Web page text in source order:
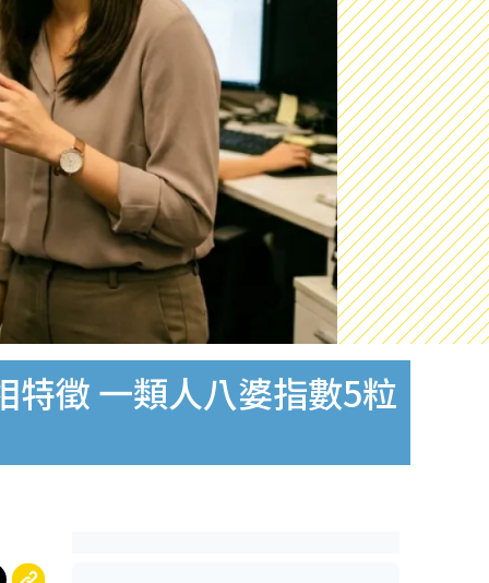
特徵 一類人八婆指數5粒